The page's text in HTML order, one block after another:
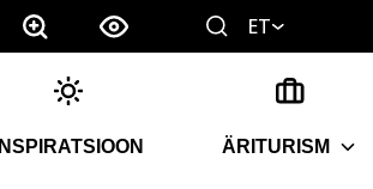
ET
INSPIRATSIOON ÄRITURISM